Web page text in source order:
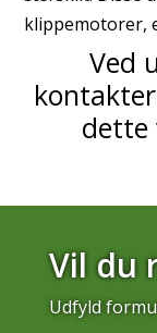
klippemotorer,
Ved
dette
Vil du
Udfyld